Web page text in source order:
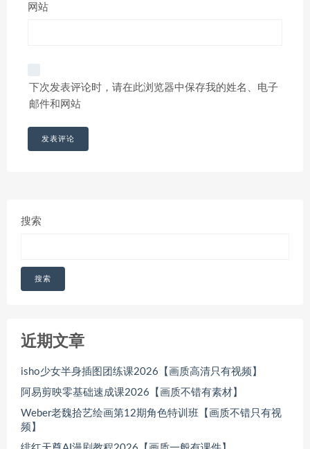
网站
下次发表评论时，请在此浏览器中保存我的姓名、电子
邮件和网站
搜索
搜索
近期文章
isho少女半身插图团练课2026【画质高清只有视频】
阿易剪映零基础速成课2026【画质不错有素材】
Weber老魏拾艺绘画第12期角色特训班【画质不错只有视
频】